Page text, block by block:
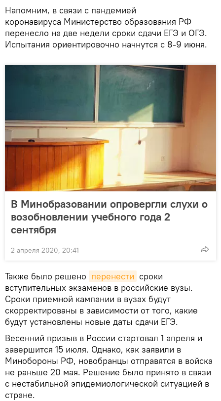
Напомним, в связи с пандемией
коронавируса Министерство образования РФ
перенесло на две недели сроки сдачи ЕГЭ и ОГЭ.
Испытания ориентировочно начнутся с 8-9 июня.
В Минобразовании опровергли слухи о
возобновлении учебного года 2
сентября
2 апреля 2020, 20:41
Также было решено перенести сроки
вступительных экзаменов в российские вузы.
Сроки приемной кампании в вузах будут
скорректированы в зависимости от того, какие
будут установлены новые даты сдачи ЕГЭ.
Весенний призыв в России стартовал 1 апреля и
завершится 15 июля. Однако, как заявили в
Минобороны РФ, новобранцы отправятся в войска
не раньше 20 мая. Решение было принято в связи
с нестабильной эпидемиологической ситуацией в
стране.